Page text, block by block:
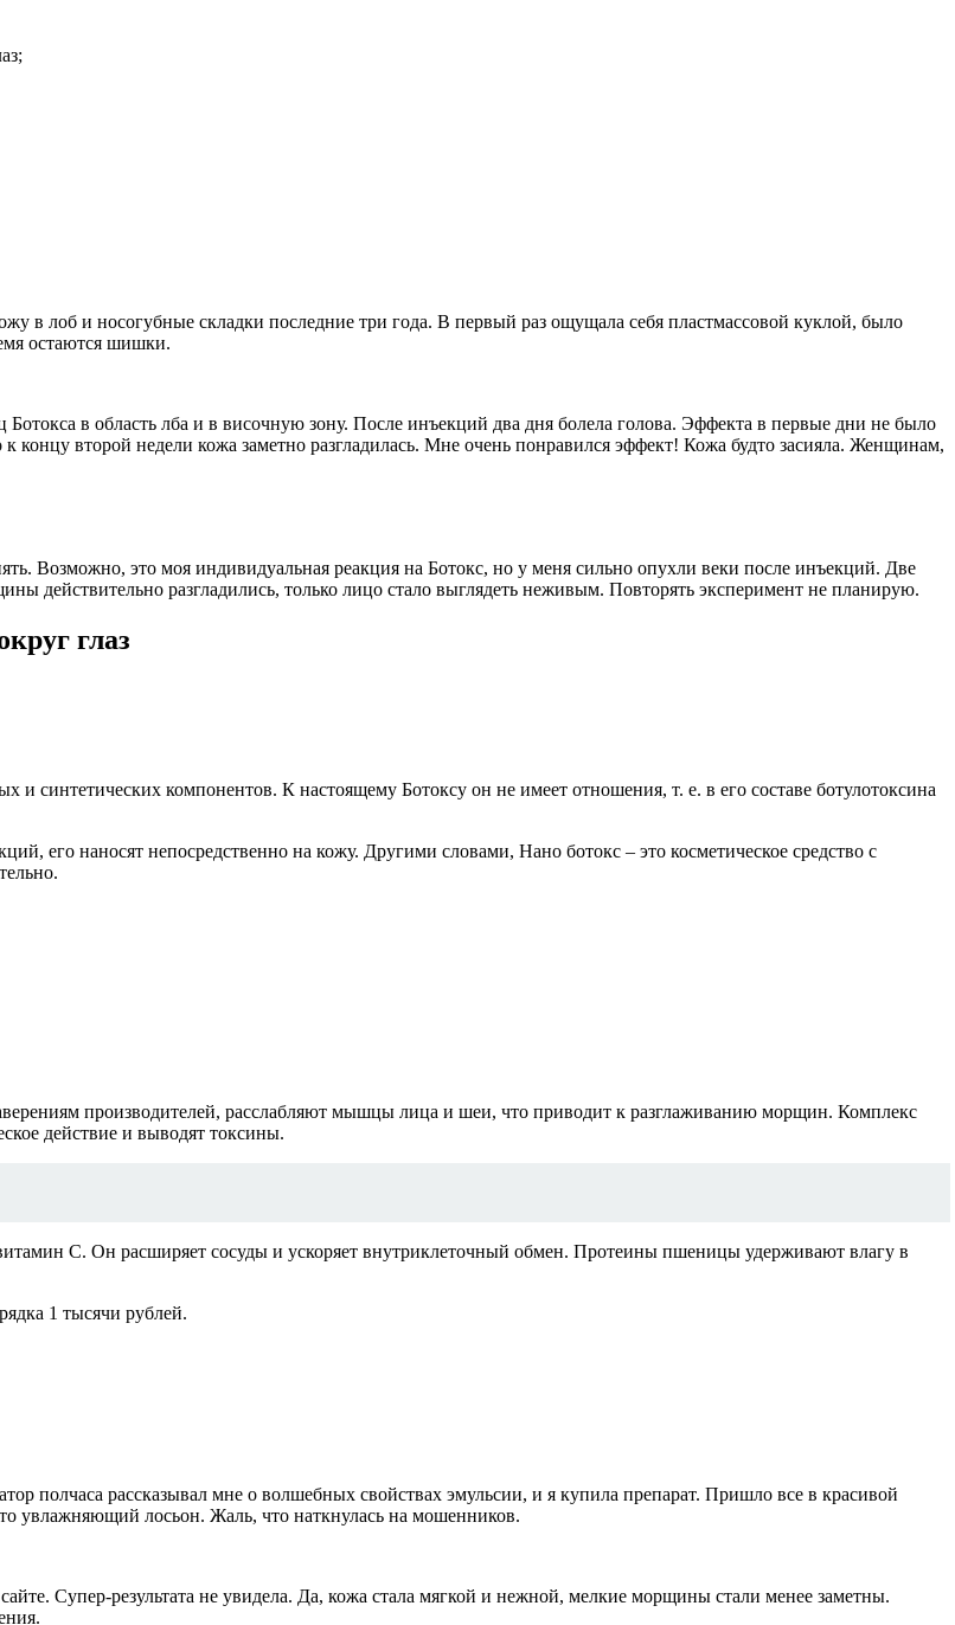
в лоб и носогубные складки последние три года. В первый раз ощущала себя пластмассовой куклой, было
остаются шишки.
в область лба и в височную зону. После инъекций два дня болела голова. Эффекта в первые дни не было
концу второй недели кожа заметно разгладилась. Мне очень понравился эффект! Кожа будто засияла. Женщинам,
Возможно, это моя индивидуальная реакция на Ботокс, но у меня сильно опухли веки после инъекций. Две
действительно разгладились, только лицо стало выглядеть неживым. Повторять эксперимент не планирую.
глаз
и синтетических компонентов. К настоящему Ботоксу он не имеет отношения, т. е. в его составе ботулотоксина
его наносят непосредственно на кожу. Другими словами, Нано ботокс – это косметическое средство с
производителей, расслабляют мышцы лица и шеи, что приводит к разглаживанию морщин. Комплекс
действие и выводят токсины.
С. Он расширяет сосуды и ускоряет внутриклеточный обмен. Протеины пшеницы удерживают влагу в
1 тысячи рублей.
полчаса рассказывал мне о волшебных свойствах эмульсии, и я купила препарат. Пришло все в красивой
увлажняющий лосьон. Жаль, что наткнулась на мошенников.
Супер-результата не увидела. Да, кожа стала мягкой и нежной, мелкие морщины стали менее заметны.